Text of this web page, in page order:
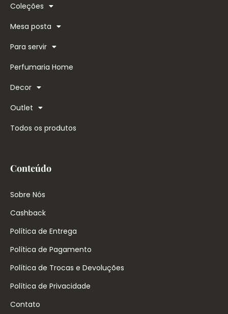
Coleções
Mesa posta
Para servir
Perfumaria Home
Decor
Outlet
Todos os produtos
Conteúdo
Sobre Nós
Cashback
Política de Entrega
Política de Pagamento
Política de Trocas e Devoluções
Política de Privacidade
Contato